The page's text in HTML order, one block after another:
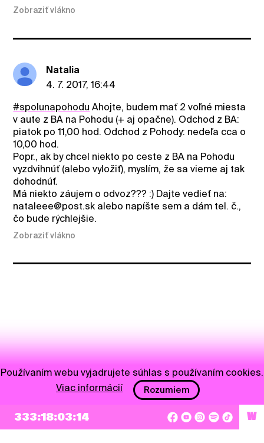
Zobraziť vlákno
Natalia
4. 7. 2017, 16:44
#spolunapohodu Ahojte, budem mať 2 voľné miesta
v aute z BA na Pohodu (+ aj opačne). Odchod z BA:
piatok po 11,00 hod. Odchod z Pohody: nedeľa cca o
10,00 hod.
Popr., ak by chcel niekto po ceste z BA na Pohodu
vyzdvihnúť (alebo vyložiť), myslím, že sa vieme aj tak
dohodnúť.
Má niekto záujem o odvoz??? :) Dajte vedieť na:
nataleee@post.sk alebo napíšte sem a dám tel. č.,
čo bude rýchlejšie.
Zobraziť vlákno
333:18:03:14 W
Používaním webu vyjadrujete súhlas s používaním cookies.
Viac informácií
Rozumiem